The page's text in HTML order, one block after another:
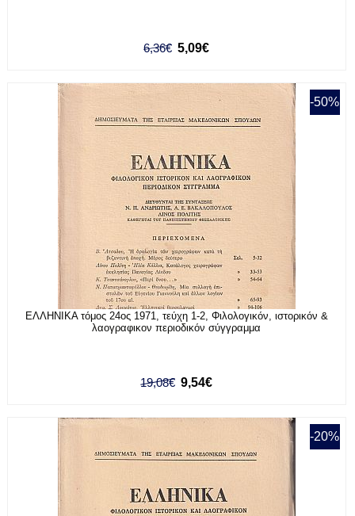
6,36€ 5,09€
-50%
ΕΛΛΗΝΙΚΑ τόμος 24ος 1971, τεύχη 1-2, Φιλολογικόν, ιστορικόν &
λαογραφικον περιοδικόν σύγγραμμα
19,08€ 9,54€
-20%